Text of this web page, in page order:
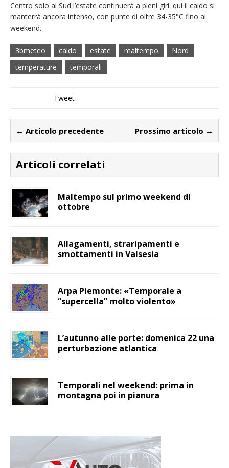
Centro solo al Sud l’estate continuerà a pieni giri: qui il caldo si
manterrà ancora intenso, con punte di oltre 34-35°C fino al
weekend.
3bmeteo caldo estate maltempo
Nord
temperature
temporali
Tweet
← Articolo precedente Prossimo articolo →
Articoli correlati
Maltempo sul primo weekend di
ottobre
Allagamenti, straripamenti e
smottamenti in Valsesia
Arpa Piemonte: «Temporale a
“supercella” molto violento»
L’autunno alle porte: domenica 22 una
perturbazione atlantica
Temporali nel weekend: prima in
montagna poi in pianura